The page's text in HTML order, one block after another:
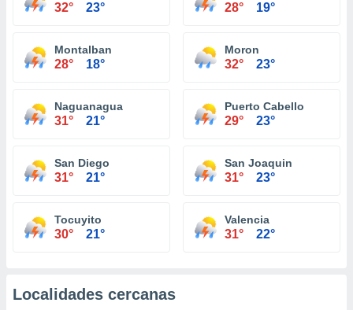
32° 23° 28° 19°
Montalban
28° 18°
Moron
32° 23°
Naguanagua
31° 21°
Puerto Cabello
29° 23°
San Diego
31° 21°
San Joaquin
31° 23°
Tocuyito
30° 21°
Valencia
31° 22°
Localidades cercanas